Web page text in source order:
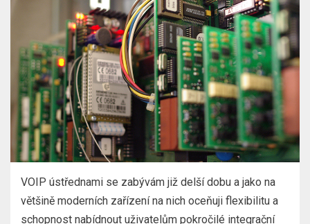
VOIP ústřednami se zabývám již delší dobu a jako na
většině moderních zařízení na nich oceňuji flexibilitu a
schopnost nabídnout uživatelům pokročilé integrační